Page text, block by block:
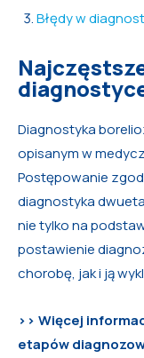
Błędy w
Diagnostyka
opisanym w
Postępowanie
diagnostyka
nie tylko na
postawienie
chorobę, jak i ją
>> Więcej
etapów